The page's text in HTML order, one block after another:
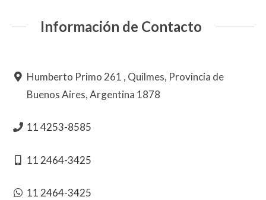
Información de Contacto
Humberto Primo 261 , Quilmes, Provincia de
Buenos Aires, Argentina 1878
11 4253-8585
11 2464-3425
11 2464-3425